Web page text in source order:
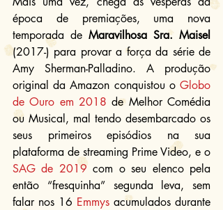
época de premiações, uma nova
temporada de
(2017-) para provar a força da série de
Amy Sherman-Palladino. A produção
original da Amazon conquistou o Globo
de Ouro em 2018 de Melhor Comédia
ou Musical, mal tendo desembarcado os
seus primeiros episódios na sua
SAG de 2019 com o seu elenco pela
então “fresquinha” segunda leva, sem
falar nos 16 Emmys acumulados durante